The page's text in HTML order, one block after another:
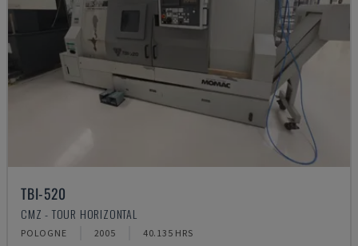
TBI-520
CMZ - TOUR HORIZONTAL
POLOGNE 2005 40.135 HRS